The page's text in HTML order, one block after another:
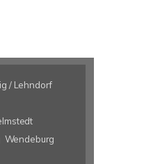
/ Lehndorf
Wendeburg